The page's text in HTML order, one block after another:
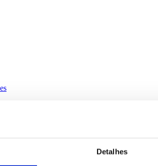
Detalhes